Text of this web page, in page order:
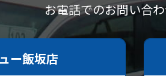
お電話でのお問い合
ー飯坂店